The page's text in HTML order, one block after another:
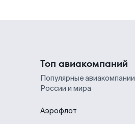
Топ авиакомпаний
Популярные авиакомпании
России и мира
Аэрофлот